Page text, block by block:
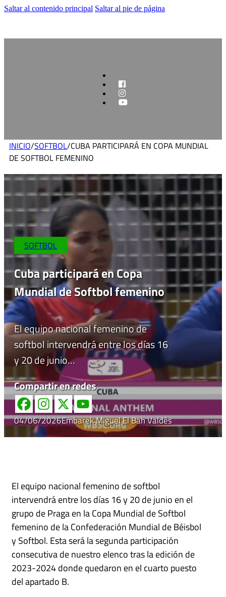
Saltar al contenido principal Saltar al pie de página
INICIO/SOFTBOL/CUBA PARTICIPARÁ EN COPA MUNDIAL
DE SOFTBOL FEMENINO
SOFTBOL
Cuba participará en Copa
Mundial de Softbol femenino
El equipo nacional femenino de
softbol intervendrá entre los días 16
y 20 de junio…
Compartir en redes
04/06/2026Embarek Miguel El Bah Valdés
El equipo nacional femenino de softbol
intervendrá entre los días 16 y 20 de junio en el
grupo de Praga en la Copa Mundial de Softbol
femenino de la Confederación Mundial de Béisbol
y Softbol. Esta será la segunda participación
consecutiva de nuestro elenco tras la edición de
2023-2024 donde quedaron en el cuarto puesto
del apartado B.